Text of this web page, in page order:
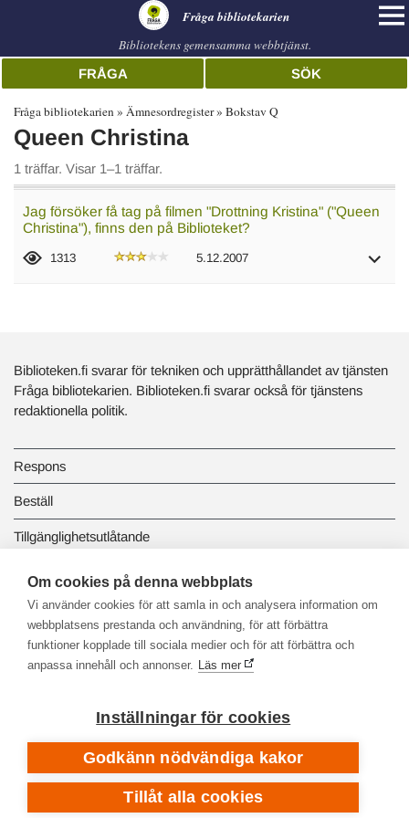
Fråga bibliotekarien
Bibliotekens gemensamma webbtjänst.
FRÅGA SÖK
Fråga bibliotekarien Ämnesordregister Bokstav Q
Queen Christina
1 träffar. Visar 1–1 träffar.
Jag försöker få tag på filmen "Drottning Kristina" ("Queen
Christina"), finns den på Biblioteket?
1313 5.12.2007
Biblioteken.fi svarar för tekniken och upprätthållandet av tjänsten
Fråga bibliotekarien. Biblioteken.fi svarar också för tjänstens
redaktionella politik.
Respons
Beställ
Tillgänglighetsutlåtande
Dataskydd och registerbeskrivningar
Länkbiblioteket
Om cookies på denna webbplats
Vi använder cookies för att samla in och analysera information om
webbplatsens prestanda och användning, för att förbättra
funktioner kopplade till sociala medier och för att förbättra och
anpassa innehåll och annonser. Läs mer
Inställningar för cookies
Godkänn nödvändiga kakor
Tillåt alla cookies